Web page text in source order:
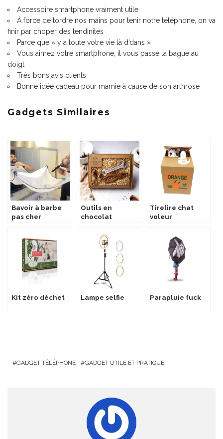
Accessoire smartphone vraiment utile
À force de tordre nos mains pour tenir notre téléphone, on va
finir par choper des tendinites
Parce que « y a toute votre vie là d’dans »
Vous aimez votre smartphone, il vous passe la bague au
doigt
Très bons avis clients
Bonne idée cadeau pour mamie à cause de son arthrose
Gadgets Similaires
Bavoir à barbe
pas cher
Outils en
chocolat
Tirelire chat
voleur
Kit zéro déchet Lampe selfie Parapluie fuck
GADGET TÉLÉPHONE GADGET UTILE ET PRATIQUE